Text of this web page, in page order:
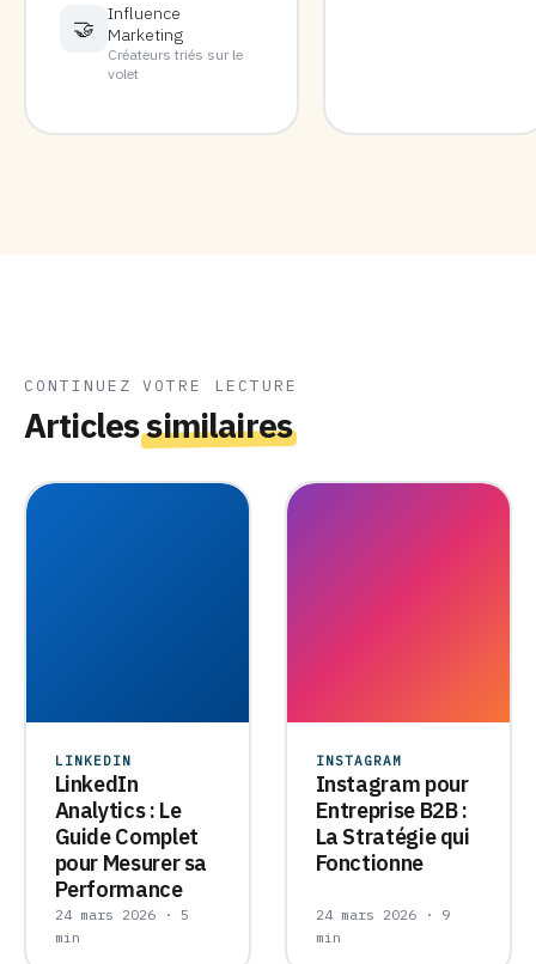
🤝
Influence
Marketing
Créateurs triés sur le
volet
CONTINUEZ VOTRE LECTURE
Articlessimilaires
LINKEDIN
LinkedIn
Analytics : Le
Guide Complet
pour Mesurer sa
Performance
24 mars 2026 · 5
min
INSTAGRAM
Instagram pour
Entreprise B2B :
La Stratégie qui
Fonctionne
24 mars 2026 · 9
min